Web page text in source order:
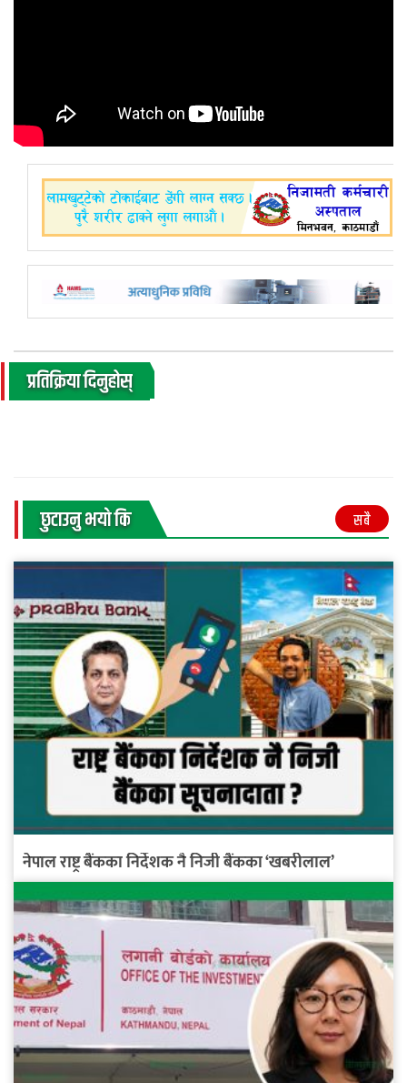
प्रतिक्रिया दिनुहोस्
छुटाउनु भयाे कि सबै
नेपाल राष्ट्र बैंकका निर्देशक नै निजी बैंकका ‘खबरीलाल’